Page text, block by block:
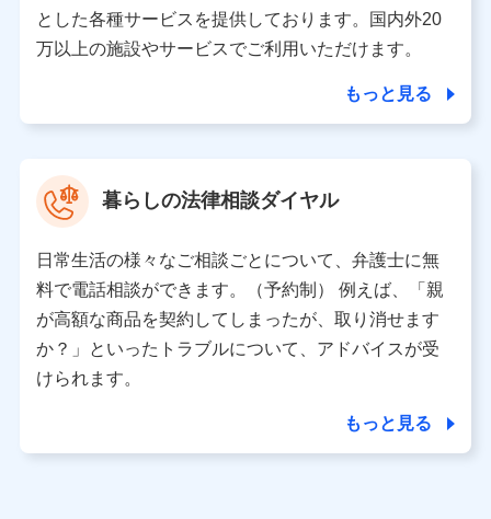
当社は株式会社NTTドコモとの間で、以下のとおり個
人データを共同利用します。
氏名、電話番号、メールアドレス、お客さまの識別子、属
性、連絡先、dポイントサービスのご利用に関する情報。例
として、dポイントカード番号、性別、年齢、家族構成、住
所、dポイント残高、dポイント利用履歴などが含まれます。
利用情報
当社又は株式会社NTTドコモが提供する各種サービスなどの
ご契約・ご利用などに関する情報。例として、当社又は株式
会社NTTドコモが提供する各種サービスのご契約状態・ご利
用履歴インターネット利用時の行動に関する情報、アプリケ
ーション利用時の行動に関する情報、購入されたサービスや
当社又は株式会社NTTドコモが提供する保険関連サービスに
とした各種サービスを提供しております。国内外20
万以上の施設やサービスでご利用いただけます。
もっと見る
暮らしの法律相談ダイヤル
日常生活の様々なご相談ごとについて、弁護士に無
料で電話相談ができます。（予約制） 例えば、「親
が高額な商品を契約してしまったが、取り消せます
か？」といったトラブルについて、アドバイスが受
けられます。
もっと見る